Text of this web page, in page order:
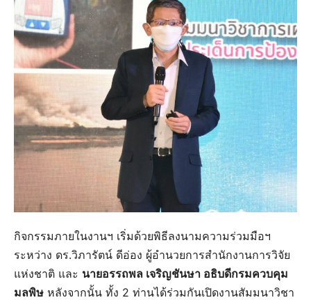
กิจกรรมภายในงานฯ เริ่มด้วยพิธีลงนามความร่วมมือฯ
ระหว่าง ดร.วิภารัตน์ ดีอ่อง ผู้อำนวยการสำนักงานการวิจัย
แห่งชาติ และ นายอรรถพล เจริญชันษา อธิบดีกรมควบคุม
มลพิษ หลังจากนั้น ทั้ง 2 ท่านได้ร่วมกันเปิดงานสัมมนาวิชา